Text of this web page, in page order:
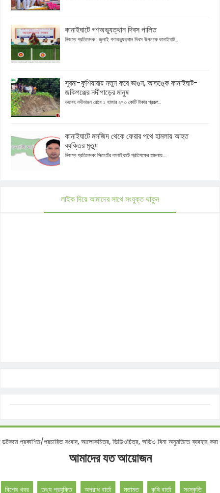
কানাইঘাটে গণঅভ্যুত্থান দিবস পালিত
নিজস্ব প্রতিবেদক : জুলাই গণঅভ্যুত্থান দিবস উপলক্ষে কানাইঘাট...
সুরমা-কুশিয়ারায় নতুন করে ভাঙন, আতঙ্কে কানাইঘাট-
জকিগঞ্জের নদীপাড়ের মানুষ
ভয়াবহ নদীভাঙন রোধে ১ হাজার ২৭৩ কোটি টাকার প্রকল্প...
কানাইঘাটে মসজিদ থেকে ফেরার পথে হামলায় আহত
ব্যক্তির মৃত্যু
নিজস্ব প্রতিবেদক: সিলেটের কানাইঘাটে প্রতিপক্ষের হামলায়...
লাইক দিয়ে আমাদের সাথে সংযুক্ত থাকুন
প্রকাশিত/প্রচারিত সংবাদ, আলোকচিত্র, ভিডিওচিত্র, অডিও বিনা অনুমতিতে ব্যবহার করা
আমাদের যত আয়োজন
বিশেষ খবর তথ্য প্রযুক্তি অপরাধ বার্তা মতামত কৃষি বার্তা সংস্কৃতি